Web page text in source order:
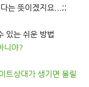
는 뜻이겠지요...;;
있는 쉬운 방법
니야?
트상대가 생기면 몰릴